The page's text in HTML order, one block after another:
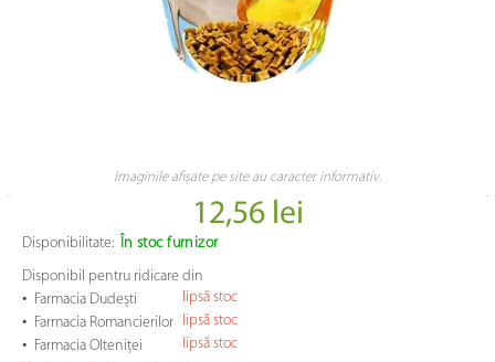
Imaginile afișate pe site au caracter informativ.
12,56 lei
Disponibilitate:
În stoc furnizor
Disponibil pentru ridicare din
• Farmacia Dudești lipsă stoc
• Farmacia Romancierilor lipsă stoc
• Farmacia Olteniței
lipsă stoc